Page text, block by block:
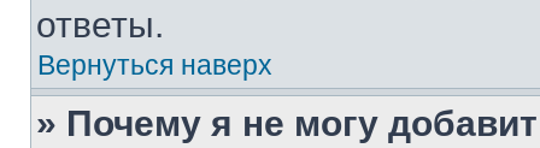
ответы.
Вернуться наверх
» Почему я не могу